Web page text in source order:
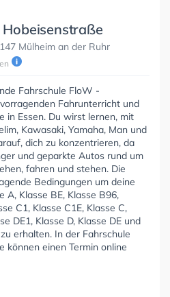
Mülheim an der Ruhr
Fahrschule FloW -
Fahrunterricht und
in Essen. Du wirst lernen, mit
Kawasaki, Yamaha, Man und
dich zu konzentrieren, da
und geparkte Autos rund um
fahren und stehen. Die
Bedingungen um deine
A, Klasse BE, Klasse B96,
C1, Klasse C1E, Klasse C,
DE1, Klasse D, Klasse DE und
erhalten. In der Fahrschule
können einen Termin online